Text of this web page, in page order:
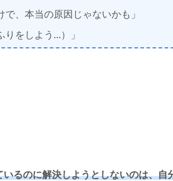
で、本当の原因じゃないかも」
りをしよう…）」
いるのに解決しようとしないのは、自